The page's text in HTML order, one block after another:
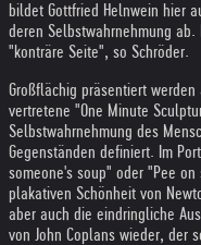
bildet Gottfried Helnwein hier
deren Selbstwahrnehmung
"konträre Seite", so Schröder.
Großflächig präsentiert
vertretene "One Minute
Selbstwahrnehmung des
Gegenständen definiert. Im
someone's soup" oder "Pee
plakativen Schönheit von
aber auch die eindringliche
von John Coplans wieder, der